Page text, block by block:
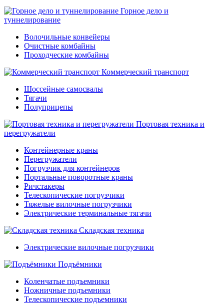
Горное дело и
туннелирование
Волочильные конвейеры
Очистные комбайны
Проходческие комбайны
Коммерческий транспорт
Шоссейные самосвалы
Тягачи
Полуприцепы
Портовая техника и
перегружатели
Контейнерные краны
Перегружатели
Погрузчик для контейнеров
Портальные поворотные краны
Ричстакеры
Телескопические погрузчики
Тяжелые вилочные погрузчики
Электрические терминальные тягачи
Складская техника
Электрические вилочные погрузчики
Подъёмники
Коленчатые подъемники
Ножничные подъемники
Телескопические подъемники